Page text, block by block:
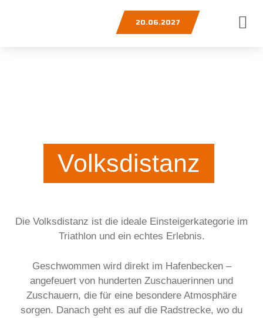
20.06.2027
Volksdistanz
Die Volksdistanz ist die ideale Einsteigerkategorie im
Triathlon und ein echtes Erlebnis.
Geschwommen wird direkt im Hafenbecken –
angefeuert von hunderten Zuschauerinnen und
Zuschauern, die für eine besondere Atmosphäre
sorgen. Danach geht es auf die Radstrecke, wo du